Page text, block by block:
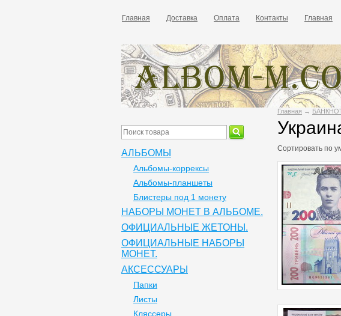
Главная Доставка Оплата Контакты Главная
Главная →
Сортировать по
АЛЬБОМЫ
Альбомы-коррексы
Альбомы-планшеты
Блистеры под 1 монету
НАБОРЫ МОНЕТ В АЛЬБОМЕ.
ОФИЦИАЛЬНЫЕ ЖЕТОНЫ.
ОФИЦИАЛЬНЫЕ НАБОРЫ
МОНЕТ.
АКСЕССУАРЫ
Папки
Листы
Кляссеры